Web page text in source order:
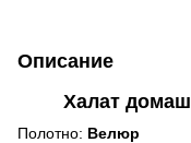
Описание
Халат
Полотно: Велюр